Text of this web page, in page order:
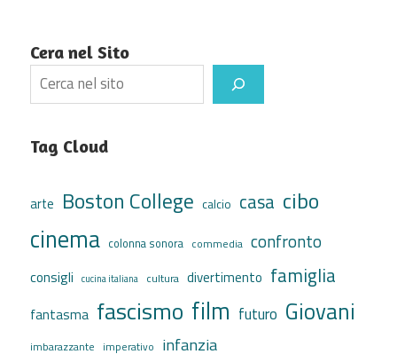
Cera nel Sito
Search
Tag Cloud
arte Boston College calcio casa cibo
cinema colonna sonora commedia confronto
consigli cucina italiana cultura divertimento famiglia
fantasma fascismo film futuro Giovani
imbarazzante imperativo infanzia